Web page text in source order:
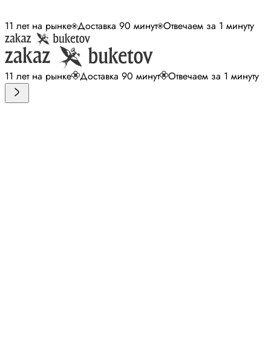
11 лет на рынке Доставка 90 минут Отвечаем за 1 минуту
11 лет на рынке Доставка 90 минут Отвечаем за 1 минуту